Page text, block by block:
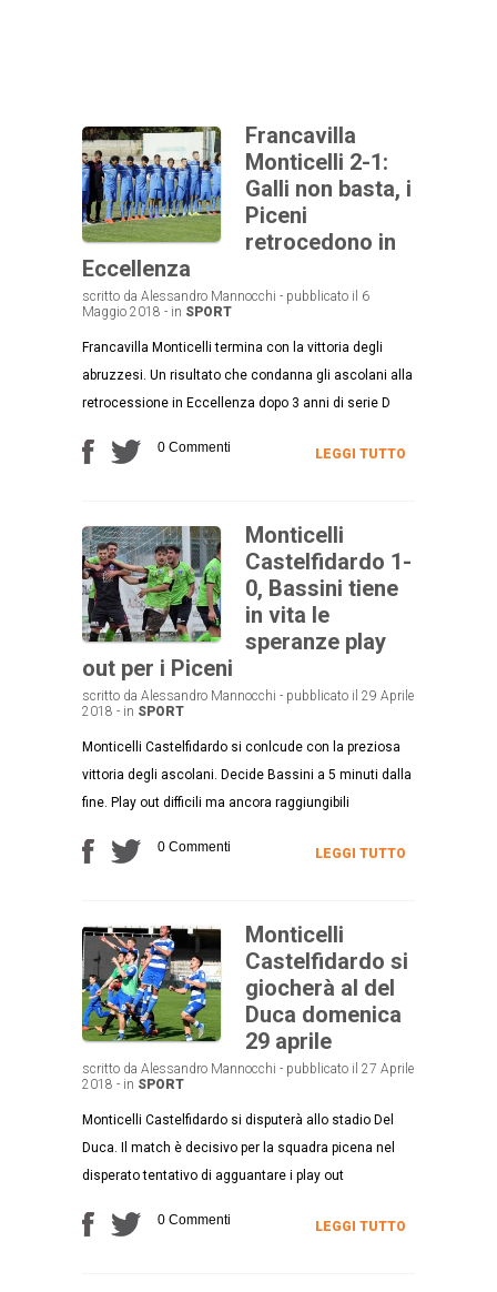
Francavilla
Monticelli 2-1:
Galli non basta, i
Piceni
retrocedono in
Eccellenza
scritto da Alessandro Mannocchi - pubblicato il 6
Maggio 2018 - in SPORT
Francavilla Monticelli termina con la vittoria degli
abruzzesi. Un risultato che condanna gli ascolani alla
retrocessione in Eccellenza dopo 3 anni di serie D
0 Commenti LEGGI TUTTO
Monticelli
Castelfidardo 1-
0, Bassini tiene
in vita le
speranze play
out per i Piceni
scritto da Alessandro Mannocchi - pubblicato il 29 Aprile
2018 - in SPORT
Monticelli Castelfidardo si conlcude con la preziosa
vittoria degli ascolani. Decide Bassini a 5 minuti dalla
fine. Play out difficili ma ancora raggiungibili
0 Commenti LEGGI TUTTO
Monticelli
Castelfidardo si
giocherà al del
Duca domenica
29 aprile
scritto da Alessandro Mannocchi - pubblicato il 27 Aprile
2018 - in SPORT
Monticelli Castelfidardo si disputerà allo stadio Del
Duca. Il match è decisivo per la squadra picena nel
disperato tentativo di agguantare i play out
0 Commenti LEGGI TUTTO